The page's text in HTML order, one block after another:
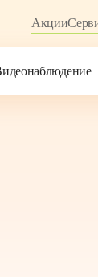
Акции
Акции